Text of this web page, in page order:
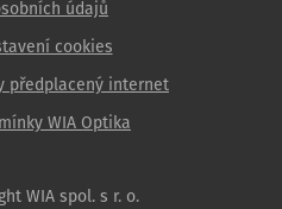
údajů
cookies
předplacený internet
WIA Optika
WIA spol. s r. o.